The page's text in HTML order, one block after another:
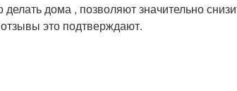
дома , позволяют значительно
это подтверждают.